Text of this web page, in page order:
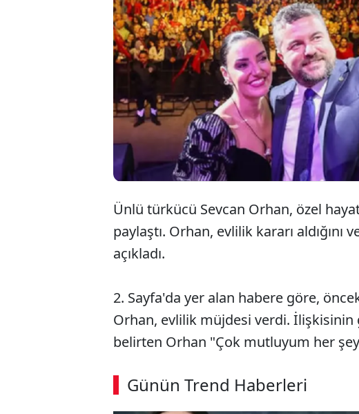
Ünlü türkücü Sevcan
Duman arasındaki
dizgin yaşarken,
hazırlığında
Ünlü türkücü Sevcan Orhan, özel
paylaştı. Orhan, evlilik kararı
açıkladı.
2. Sayfa'da yer alan habere göre,
Orhan, evlilik müjdesi verdi.
belirten Orhan "Çok mutluyum her
Günün Trend Haberleri
00:03 / 02:14